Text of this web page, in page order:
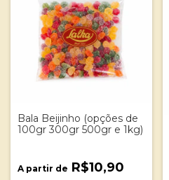
Bala Beijinho (opções de
100gr 300gr 500gr e 1kg)
A partir de R$10,90